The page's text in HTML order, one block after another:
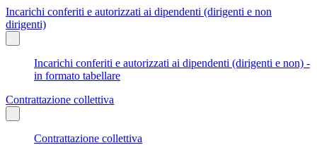
Incarichi conferiti e autorizzati ai dipendenti (dirigenti e non
dirigenti)
Incarichi conferiti e autorizzati ai dipendenti (dirigenti e non) -
in formato tabellare
Contrattazione collettiva
Contrattazione collettiva